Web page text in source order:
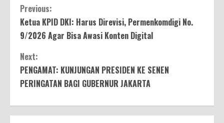
Continue
Reading
Previous:
Ketua KPID DKI: Harus Direvisi, Permenkomdigi No.
9/2026 Agar Bisa Awasi Konten Digital
Next:
PENGAMAT: KUNJUNGAN PRESIDEN KE SENEN
PERINGATAN BAGI GUBERNUR JAKARTA